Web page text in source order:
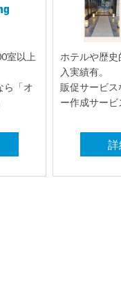
室以上
ら「オ
ホテルや歴
入実績有。
販促サービス
ー作成サービ
詳